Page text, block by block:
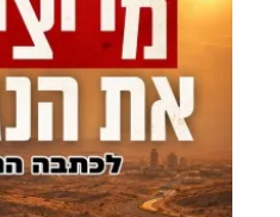
עוד בספורט >